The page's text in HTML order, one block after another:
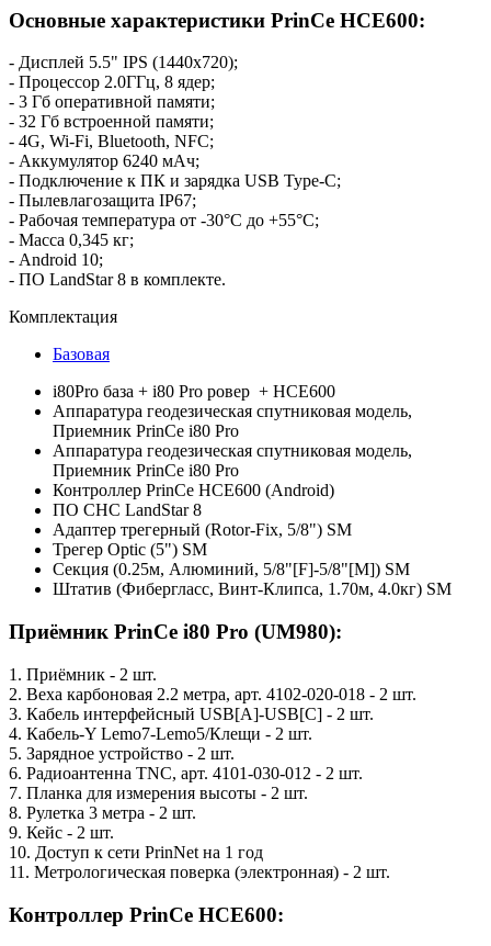
Основные характеристики PrinCe HCE600:
- Дисплей 5.5" IPS (1440х720);
- Процессор 2.0ГГц, 8 ядер;
- 3 Гб оперативной памяти;
- 32 Гб встроенной памяти;
- 4G, Wi-Fi, Bluetooth, NFC;
- Аккумулятор 6240 мАч;
- Подключение к ПК и зарядка USB Type-C;
- Пылевлагозащита IP67;
- Рабочая температура от -30°C до +55°C;
- Масса 0,345 кг;
- Android 10;
- ПО LandStar 8 в комплекте.
Комплектация
Базовая
i80Pro база + i80 Pro ровер + HCE600
Аппаратура геодезическая спутниковая модель,
Приемник PrinCe i80 Pro
Аппаратура геодезическая спутниковая модель,
Приемник PrinCe i80 Pro
Контроллер PrinCe HCE600 (Android)
ПО CHC LandStar 8
Адаптер трегерный (Rotor-Fix, 5/8") SМ
Трегер Optic (5") SM
Секция (0.25м, Алюминий, 5/8"[F]-5/8"[M]) SM
Штатив (Фибергласс, Винт-Клипса, 1.70м, 4.0кг) SM
Приёмник PrinCe i80 Pro (UM980):
1. Приёмник - 2 шт.
2. Веха карбоновая 2.2 метра, арт. 4102-020-018 - 2 шт.
3. Кабель интерфейсный USB[A]-USB[C] - 2 шт.
4. Кабель-Y Lemo7-Lemo5/Клещи - 2 шт.
5. Зарядное устройство - 2 шт.
6. Радиоантенна TNC, арт. 4101-030-012 - 2 шт.
7. Планка для измерения высоты - 2 шт.
8. Рулетка 3 метра - 2 шт.
9. Кейс - 2 шт.
10. Доступ к сети PrinNet на 1 год
11. Метрологическая поверка (электронная) - 2 шт.
Контроллер PrinCe HCE600: